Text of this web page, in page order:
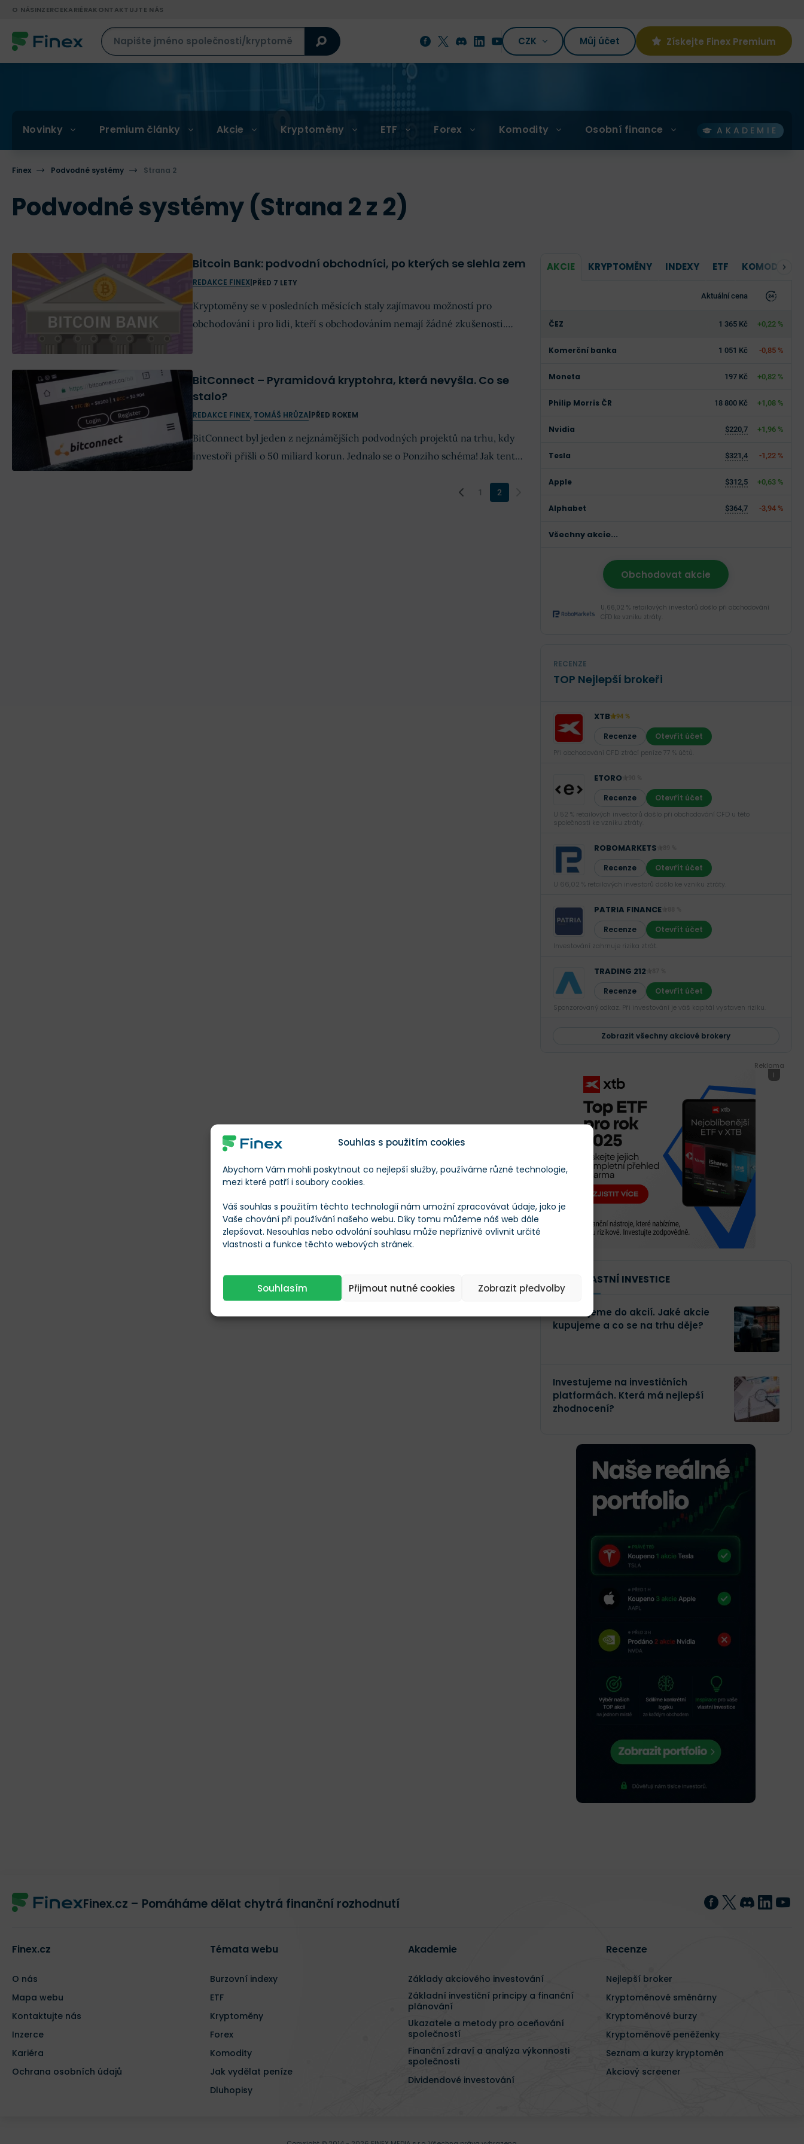
Souhlas s použitím cookies
Abychom Vám mohli poskytnout co nejlepší služby, používáme různé technologie,
mezi které patří i soubory cookies.
Váš souhlas s použitím těchto technologií nám umožní zpracovávat údaje, jako je
Vaše chování při používání našeho webu. Díky tomu můžeme náš web dále
zlepšovat. Nesouhlas nebo odvolání souhlasu může nepříznivě ovlivnit určité
vlastnosti a funkce těchto webových stránek.
Souhlasím Přijmout nutné cookies Zobrazit předvolby
O NÁSINZERCEKARIÉRAKONTAKTUJTE NÁS
CZK Můj účet Získejte Finex Premium
Novinky Premium články Akcie Kryptoměny ETF Forex Komodity Osobní finance AKADEMIE
Finex Podvodné systémy Strana 2
Podvodné systémy (Strana 2 z 2)
Bitcoin Bank: podvodní obchodníci, po kterých se slehla zem
REDAKCE FINEX| PŘED 7 LETY
Kryptoměny se v posledních měsících staly zajímavou možností pro
obchodování i pro lidi, kteří s obchodováním nemají žádné zkušenosti.
kryptoměnové podvody poslední doby patří investiční program Bitcoin
Bank. Podezřele bezchybná platforma Bitcoin Bank se tváří jako […]
BitConnect – Pyramidová kryptohra, která nevyšla. Co se
stalo?
REDAKCE FINEX, TOMÁŠ HRŮZA PŘED ROKEM
BitConnect byl jeden z nejznámějších podvodných projektů na trhu, kdy
investoři přišli o 50 miliard korun. Jednalo se o Ponziho schéma! Jak tento
podvod s kryptoměnami obral investory o miliardy a na co si dát pozor?
1 2
AKCIE KRYPTOMĚNY INDEXY ETF KOMODITY
Aktuální cena
ČEZ 1 365 Kč +0,22 %
Komerční banka 1 051 Kč -0,85 %
Moneta 197 Kč +0,82 %
Philip Morris ČR 18 800 Kč +1,08 %
Nvidia $220,7 +1,96 %
Tesla $321,4 -1,22 %
Apple $312,5 +0,63 %
Alphabet $364,7 -3,94 %
Všechny akcie...
Obchodovat akcie
U 66,02 % retailových investorů došlo při obchodování
CFD ke vzniku ztráty.
RECENZE
TOP Nejlepší brokeři
XTB 94 %
Recenze Otevřít účet
Při obchodování CFD ztrácí peníze 77 % účtů.
ETORO
Recenze Otevřít účet
U 52 % retailových investorů došlo při obchodování CFD u této
společnosti ke vzniku ztráty.
ROBOMARKETS
Recenze Otevřít účet
U 66,02 % retailových investorů došlo ke vzniku ztráty.
PATRIA FINANCE
Recenze Otevřít účet
Investování zahrnuje rizika ztrát.‎
TRADING 212
Recenze Otevřít účet
Sponzorovaný odkaz. Při investování je váš kapitál vystaven riziku.
Zobrazit všechny akciové brokery
Reklama
i
NAŠE VLASTNÍ INVESTICE
Investujeme do akcií. Jaké akcie
kupujeme a co se na trhu děje?
Investujeme na investičních
platformách. Která má nejlepší
zhodnocení?
Finex.cz – Pomáháme dělat chytrá finanční rozhodnutí
Finex.cz
O nás
Mapa webu
Kontaktujte nás
Inzerce
Kariéra
Ochrana osobních údajů
Témata webu
Burzovní indexy
ETF
Kryptoměny
Forex
Komodity
Jak vydělat peníze
Dluhopisy
Akademie
Základy akciového investování
Základní investiční principy a finanční
plánování
Ukazatele a metody pro oceňování
společností
Finanční zdraví a analýza výkonnosti
společnosti
Dividendové investování
Recenze
Nejlepší broker
Kryptoměnové směnárny
Kryptoměnové burzy
Kryptoměnové peněženky
Seznam a kurzy kryptoměn
Akciový screener